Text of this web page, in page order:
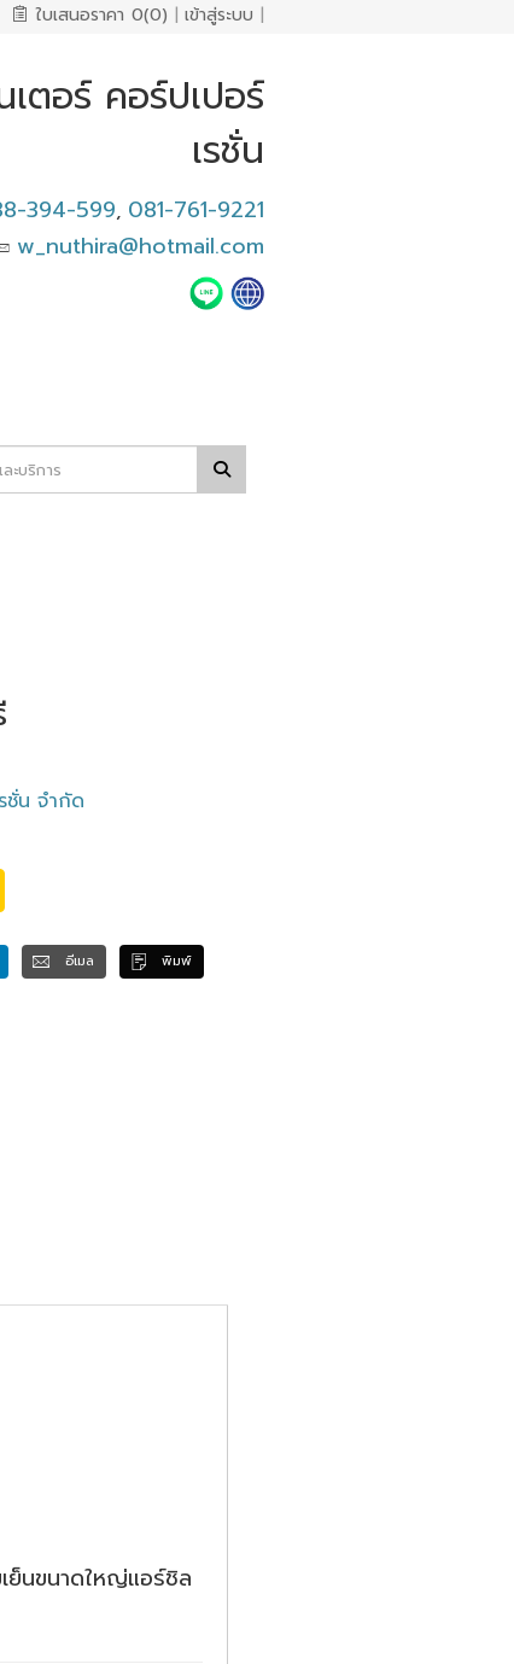
ใบเสนอราคา 0(0) | เข้าสู่ระบบ |
ตอร์ คอร์ปเปอร์
เรชั่น
394-599, 081-761-9221
w_nuthira@hotmail.com
ชั่น จำกัด
อีเมล พิมพ์
ย็นขนาดใหญ่แอร์ชิล